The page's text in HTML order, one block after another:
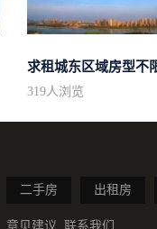
319人浏览
二手房 出租房
意见建议 联系我们